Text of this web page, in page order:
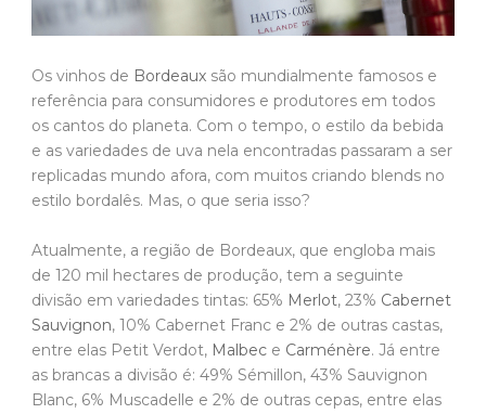
Os vinhos de Bordeaux são mundialmente famosos e
referência para consumidores e produtores em todos
os cantos do planeta. Com o tempo, o estilo da bebida
e as variedades de uva nela encontradas passaram a ser
replicadas mundo afora, com muitos criando blends no
estilo bordalês. Mas, o que seria isso?
Atualmente, a região de Bordeaux, que engloba mais
de 120 mil hectares de produção, tem a seguinte
divisão em variedades tintas: 65% Merlot, 23% Cabernet
Sauvignon, 10% Cabernet Franc e 2% de outras castas,
entre elas Petit Verdot, Malbec e Carménère. Já entre
as brancas a divisão é: 49% Sémillon, 43% Sauvignon
Blanc, 6% Muscadelle e 2% de outras cepas, entre elas